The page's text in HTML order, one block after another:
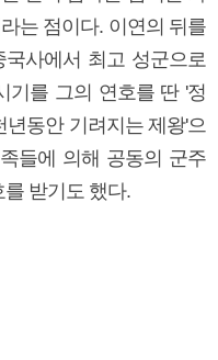
는 점이다. 이연의 뒤를
사에서 최고 성군으로
기를 그의 연호를 딴 '정
동안 기려지는 제왕'으
들에 의해 공동의 군주
받기도 했다.